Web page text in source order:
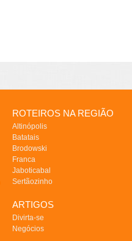
ROTEIROS NA REGIÃO
Altinópolis
Batatais
Brodowski
Franca
Jaboticabal
Sertãozinho
ARTIGOS
Divirta-se
Negócios